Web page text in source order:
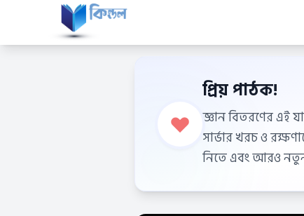
প্রিয় পাঠক!
জ্ঞান বিতরণের এই
সার্ভার খরচ ও
নিতে এবং আরও নতুন